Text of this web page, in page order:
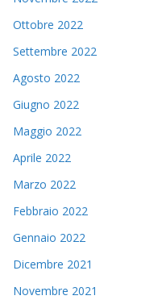
Ottobre 2022
Settembre 2022
Agosto 2022
Giugno 2022
Maggio 2022
Aprile 2022
Marzo 2022
Febbraio 2022
Gennaio 2022
Dicembre 2021
Novembre 2021